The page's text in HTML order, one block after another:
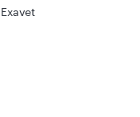
Exavet